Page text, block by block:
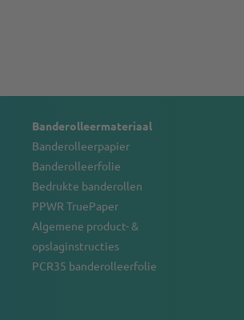
Banderolleermateriaal
Banderolleerpapier
Banderolleerfolie
Bedrukte banderollen
PPWR TruePaper
Algemene product- &
opslaginstructies
PCR35 banderolleerfolie